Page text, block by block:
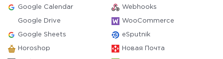
Google Calendar Webhooks
Google Drive WooCommerce
Google Sheets eSputnik
Horoshop Новая Почта